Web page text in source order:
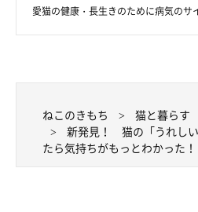
愛猫の健康・長生きのために病気のサ
ねこのきもち 猫と暮らす
新発見！ 猫の「うれし
たら気持ちがもっとわかった！